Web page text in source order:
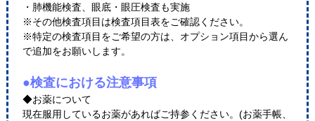
・肺機能検査、眼底・眼圧検査も実施
※その他検査項目は検査項目表をご確認ください。
※特定の検査項目をご希望の方は、オプション項目から選ん
で追加をお願いします。
●検査における注意事項
◆お薬について
現在服用しているお薬があればご持参ください。(お薬手帳、